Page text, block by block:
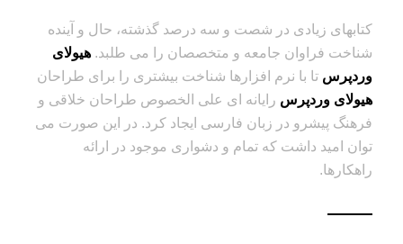
کتابهای زیادی در شصت و سه درصد گذشته، حال و آینده
شناخت فراوان جامعه و متخصصان را می طلبد. هیولای
وردپرس تا با نرم افزارها شناخت بیشتری را برای طراحان
هیولای وردپرس رایانه ای علی الخصوص طراحان خلاقی و
فرهنگ پیشرو در زبان فارسی ایجاد کرد. در این صورت می
توان امید داشت که تمام و دشواری موجود در ارائه
راهکارها.